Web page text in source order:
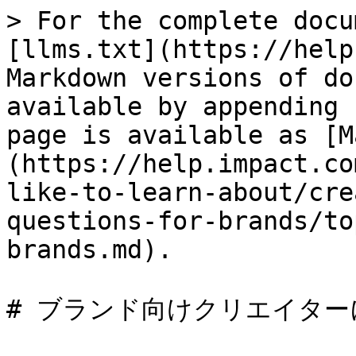
> For the complete
[llms.txt](https://
Markdown versions of
available by
page is available as
(https://
like-to-learn-about/
questions-for-brands/
brands.md).
# ブランド向けクリエイタ